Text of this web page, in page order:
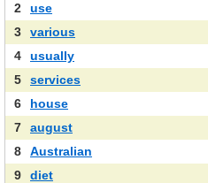
2
use
3
various
4
usually
5
services
6
house
7
august
8
Australian
9
diet